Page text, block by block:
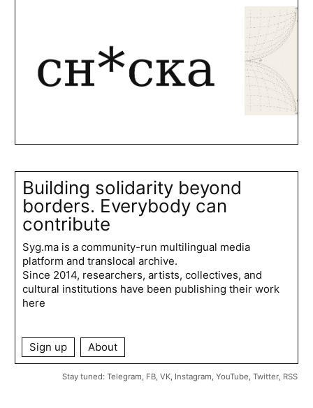
Building solidarity beyond
borders. Everybody can
contribute
Syg.ma is a community-run multilingual media
platform and translocal archive.
Since 2014, researchers, artists, collectives, and
cultural institutions have been publishing their work
here
Sign up About
Stay tuned: Telegram FB, VK, Instagram YouTube Twitter, RSS